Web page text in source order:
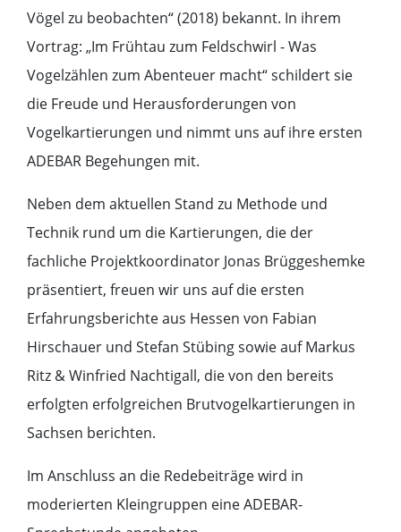
Vögel zu beobachten“ (2018) bekannt. In ihrem
Vortrag: „Im Frühtau zum Feldschwirl - Was
Vogelzählen zum Abenteuer macht“ schildert sie
die Freude und Herausforderungen von
Vogelkartierungen und nimmt uns auf ihre ersten
ADEBAR Begehungen mit.
Neben dem aktuellen Stand zu Methode und
Technik rund um die Kartierungen, die der
fachliche Projektkoordinator Jonas Brüggeshemke
präsentiert, freuen wir uns auf die ersten
Erfahrungsberichte aus Hessen von Fabian
Hirschauer und Stefan Stübing sowie auf Markus
Ritz & Winfried Nachtigall, die von den bereits
erfolgten erfolgreichen Brutvogelkartierungen in
Sachsen berichten.
Im Anschluss an die Redebeiträge wird in
moderierten Kleingruppen eine ADEBAR-